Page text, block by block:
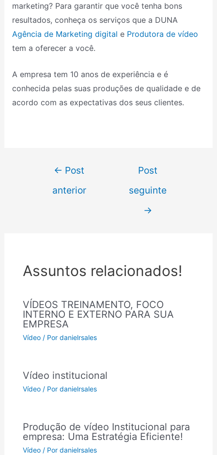
marketing? Para garantir que você tenha bons
resultados, conheça os serviços que a DUNA
Agência de Marketing digital e Produtora de vídeo
tem a oferecer a você.
A empresa tem 10 anos de experiência e é
conhecida pelas suas produções de qualidade e de
acordo com as expectativas dos seus clientes.
← Post
anterior
Post
seguinte
→
Assuntos relacionados!
VÍDEOS TREINAMENTO, FOCO
INTERNO E EXTERNO PARA SUA
EMPRESA
Vídeo / Pordanielrsales
Vídeo institucional
Vídeo / Pordanielrsales
Produção de vídeo Institucional para
empresa: Uma Estratégia Eficiente!
Vídeo / Pordanielrsales